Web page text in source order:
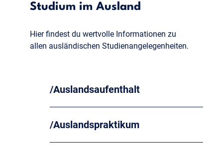
Studium im Ausland
Hier findest du wertvolle Informationen zu
allen ausländischen Studienangelegenheiten.
Auslandsaufenthalt
Auslandspraktikum